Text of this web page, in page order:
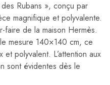
Rubans », conçu par
magnifique et polyvalente.
faire de la maison Hermès.
mesure 140×140 cm, ce
polyvalent. L’attention aux
sont évidentes dès le